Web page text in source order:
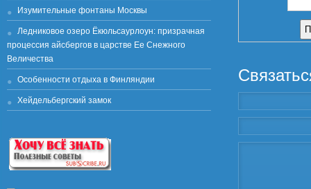
Изумительные фонтаны Москвы
Ледниковое озеро Ёкюльсаурлоун: призрачная
процессия айсбергов в царстве Ее Снежного
Величества
Особенности отдыха в Финляндии
Хейдельбергский замок